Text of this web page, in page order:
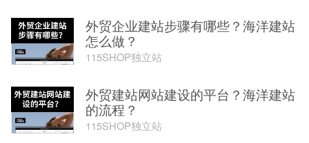
外贸企业建站步骤有哪些？海洋建站
怎么做？
115SHOP独立站
外贸建站网站建设的平台？海洋建站
的流程？
115SHOP独立站